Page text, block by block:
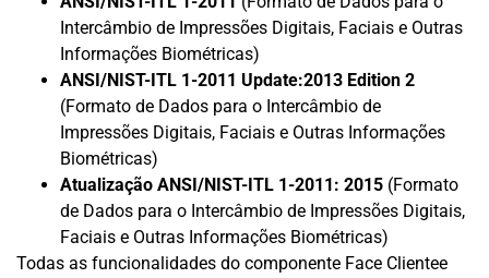
Intercâmbio de Impressões Digitais, Faciais e Outras
Informações Biométricas)
ANSI/NIST-ITL 1-2011 Update:2013 Edition 2
(Formato de Dados para o Intercâmbio de
Impressões Digitais, Faciais e Outras Informações
Biométricas)
Atualização ANSI/NIST-ITL 1-2011: 2015 (Formato
de Dados para o Intercâmbio de Impressões Digitais,
Faciais e Outras Informações Biométricas)
Todas as funcionalidades do componente Face Clientee